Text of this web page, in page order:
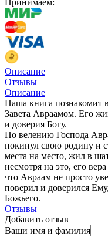
Описание
Отзывы
Описание
Наша книга познакомит
Завета Авраамом. Его
и доверия Богу.
По велению Господа
покинул свою родину и
места на место, жил в
несмотря на это, его
что Авраам не просто
поверил и доверился
Божьего.
Отзывы
Добавить отзыв
Ваши имя и фамилия